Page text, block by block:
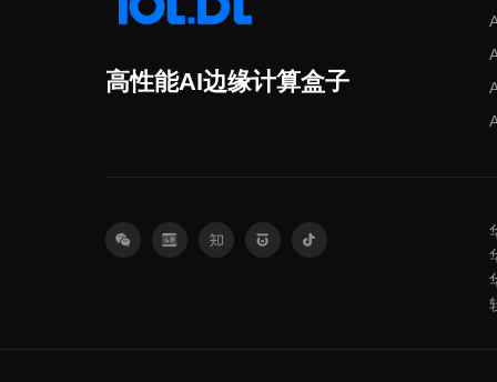
高性能AI边缘计算盒子